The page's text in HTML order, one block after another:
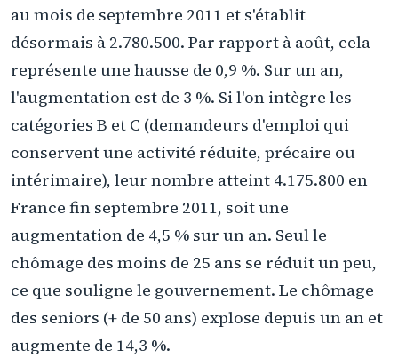
au mois de septembre 2011 et s'établit
désormais à 2.780.500. Par rapport à août, cela
représente une hausse de 0,9 %. Sur un an,
l'augmentation est de 3 %. Si l'on intègre les
catégories B et C (demandeurs d'emploi qui
conservent une activité réduite, précaire ou
intérimaire), leur nombre atteint 4.175.800 en
France fin septembre 2011, soit une
augmentation de 4,5 % sur un an. Seul le
chômage des moins de 25 ans se réduit un peu,
ce que souligne le gouvernement. Le chômage
des seniors (+ de 50 ans) explose depuis un an et
augmente de 14,3 %.